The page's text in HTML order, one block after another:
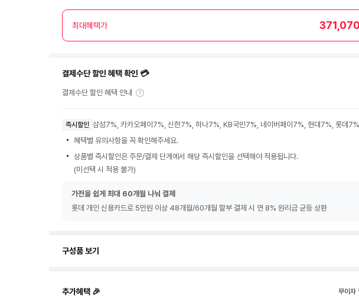
최대혜택가
결제수단 할인 혜택 확인 💳
결제수단 할인 혜택 안내
즉시할인 삼성7%, 카카오페이7%, 신한7%, 하나7%, KB국민7%, 네이버페이7%, 현대7%, 롯데7%
혜택별 유의사항을 꼭 확인해주세요.
상품별 즉시할인은 주문/결제 단계에서 해당 즉시할인을 선택해야 적용됩니다.
(미선택 시 적용 불가)
가전을 쉽게 최대 60개월 나눠 결제
롯데 개인 신용카드로 5만원 이상 48개월/60개월 할부 결제 시 연 8% 원리금 균등 상환
구성품 보기
추가혜택 🎉 무이자